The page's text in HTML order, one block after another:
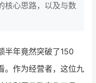
核心思路，以及与数
半年竟然突破了150
。作为经营者，这位九